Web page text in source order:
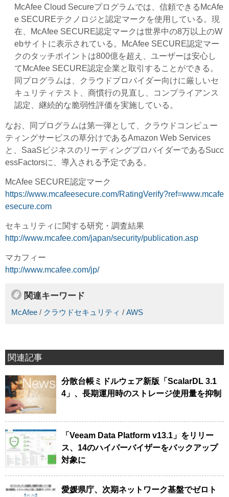
McAfee Cloud Secureプログラムでは、信頼できるMcAfe
e SECUREテクノロジと認定マークを使用している。現
在、McAfee SECURE認定マークは世界中の8万以上のW
ebサイトに表示されている。McAfee SECURE認定マー
クのタッチポイントは800億を超え、ユーザーは安心し
てMcAfee SECURE認定企業と取引することができる。
同プログラムは、クラウドプロバイダー向けに厳しいセ
キュリティテスト、商慣行の見直し、コンプライアンス
認定、継続的な脆弱性評価を実施している。
なお、同プログラムは第一弾として、クラウドコンピュー
ティングサービスの草分けであるAmazon Web Services
と、SaaSビジネスのリーディングプロバイダーであるSucc
essFactorsに、導入される予定である。
McAfee SECURE認定マーク
https://www.mcafeesecure.com/RatingVerify?ref=www.mcafe
esecure.com
セキュリティに関する研究・調査結果
http://www.mcafee.com/japan/security/publication.asp
マカフィー
http://www.mcafee.com/jp/
関連キーワード
McAfee / クラウドセキュリティ / AWS
関連記事
分散台帳ミドルウェア新版「ScalarDL 3.1
4」、長期運用時のストレージ使用量を抑制
「Veeam Data Platform v13.1」をリリー
ス、14のハイパーバイザーをバックアップ
対象に
愛媛県庁、次期ネットワーク基盤でゼロト